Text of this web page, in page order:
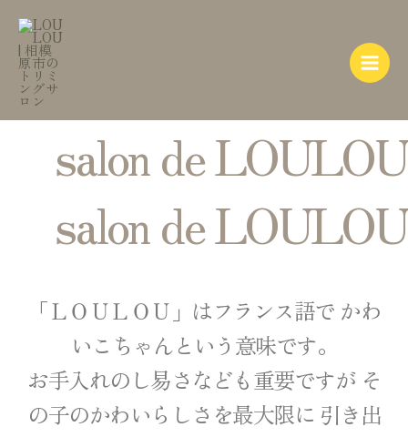
ッ
Menu
salon de LOULOU
salon de LOULOU
「ＬＯＵＬＯＵ」はフランス語で かわ
いこちゃんという意味です。
お手入れのし易さなども重要ですが そ
の子のかわいらしさを最大限に 引き出